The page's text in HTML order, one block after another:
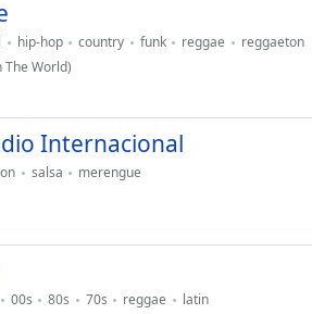
hip-hop country funk reggae
reggaeton
The World)
Internacional
salsa
merengue
00s 80s 70s reggae
latin